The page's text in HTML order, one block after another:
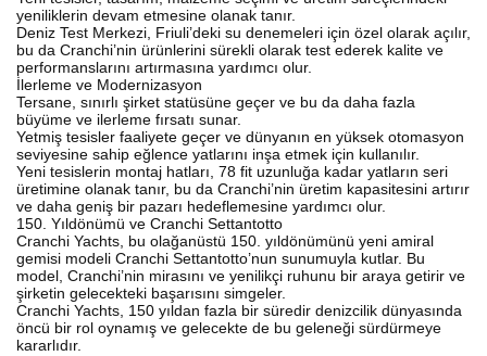
yeniliklerin devam etmesine olanak tanır.
Deniz Test Merkezi, Friuli’deki su denemeleri için özel olarak açılır,
bu da Cranchi’nin ürünlerini sürekli olarak test ederek kalite ve
performanslarını artırmasına yardımcı olur.
İlerleme ve Modernizasyon
Tersane, sınırlı şirket statüsüne geçer ve bu da daha fazla
büyüme ve ilerleme fırsatı sunar.
Yetmiş tesisler faaliyete geçer ve dünyanın en yüksek otomasyon
seviyesine sahip eğlence yatlarını inşa etmek için kullanılır.
Yeni tesislerin montaj hatları, 78 fit uzunluğa kadar yatların seri
üretimine olanak tanır, bu da Cranchi’nin üretim kapasitesini artırır
ve daha geniş bir pazarı hedeflemesine yardımcı olur.
150. Yıldönümü ve Cranchi Settantotto
Cranchi Yachts, bu olağanüstü 150. yıldönümünü yeni amiral
gemisi modeli Cranchi Settantotto’nun sunumuyla kutlar. Bu
model, Cranchi’nin mirasını ve yenilikçi ruhunu bir araya getirir ve
şirketin gelecekteki başarısını simgeler.
Cranchi Yachts, 150 yıldan fazla bir süredir denizcilik dünyasında
öncü bir rol oynamış ve gelecekte de bu geleneği sürdürmeye
kararlıdır.